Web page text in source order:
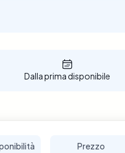
Dalla prima disponibile
Prezzo